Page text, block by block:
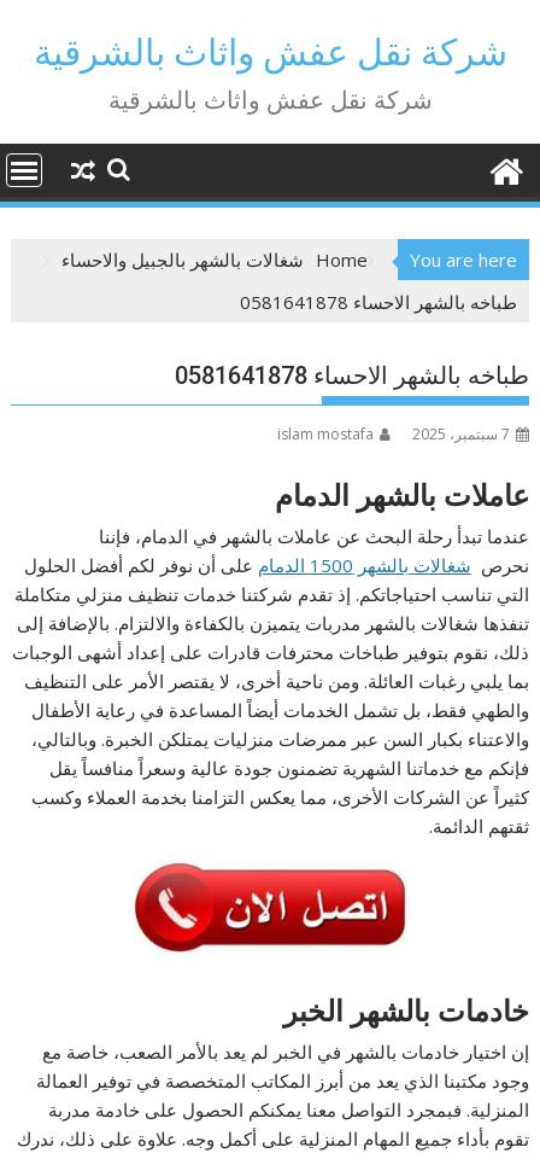
contentشركة نقل عفش واثاث بالشرقية
شركة نقل عفش واثاث بالشرقية
You are here
Home شغالات بالشهر بالجبيل والاحساء
طباخه بالشهر الاحساء 0581641878
طباخه بالشهر الاحساء 0581641878
7 سبتمبر، 2025 islam mostafa
عاملات بالشهر الدمام
عندما تبدأ رحلة البحث عن عاملات بالشهر في الدمام، فإننا
نحرص شغالات بالشهر 1500 الدمام
على أن نوفر لكم أفضل الحلول
التي تناسب احتياجاتكم. إذ تقدم شركتنا خدمات تنظيف منزلي متكاملة
تنفذها شغالات بالشهر مدربات يتميزن بالكفاءة والالتزام. بالإضافة إلى
ذلك، نقوم بتوفير طباخات محترفات قادرات على إعداد أشهى الوجبات
بما يلبي رغبات العائلة. ومن ناحية أخرى، لا يقتصر الأمر على التنظيف
والطهي فقط، بل تشمل الخدمات أيضاً المساعدة في رعاية الأطفال
والاعتناء بكبار السن عبر ممرضات منزليات يمتلكن الخبرة. وبالتالي،
فإنكم مع خدماتنا الشهرية تضمنون جودة عالية وسعراً منافساً يقل
كثيراً عن الشركات الأخرى، مما يعكس التزامنا بخدمة العملاء وكسب
ثقتهم الدائمة.
خادمات بالشهر الخبر
إن اختيار خادمات بالشهر في الخبر لم يعد بالأمر الصعب، خاصة مع
وجود مكتبنا الذي يعد من أبرز المكاتب المتخصصة في توفير العمالة
المنزلية. فبمجرد التواصل معنا يمكنكم الحصول على خادمة مدربة
تقوم بأداء جميع المهام المنزلية على أكمل وجه. علاوة على ذلك، ندرك